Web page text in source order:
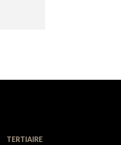
TERTIAIRE